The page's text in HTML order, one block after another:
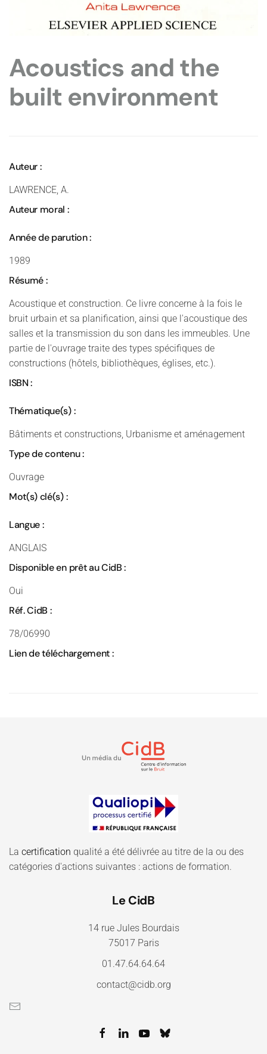
Acoustics and the
built environment
Auteur :
LAWRENCE, A.
Auteur moral :
Année de parution :
1989
Résumé :
Acoustique et construction. Ce livre concerne à la fois le
bruit urbain et sa planification, ainsi que l'acoustique des
salles et la transmission du son dans les immeubles. Une
partie de l'ouvrage traite des types spécifiques de
constructions (hôtels, bibliothèques, églises, etc.).
ISBN :
Thématique(s) :
Bâtiments et constructions, Urbanisme et aménagement
Type de contenu :
Ouvrage
Mot(s) clé(s) :
Langue :
ANGLAIS
Disponible en prêt au CidB :
Oui
Réf. CidB :
78/06990
Lien de téléchargement :
La certification qualité a été délivrée au titre de la ou des
catégories d'actions suivantes : actions de formation.
Le CidB
14 rue Jules Bourdais
75017 Paris
01.47.64.64.64
contact@cidb.org